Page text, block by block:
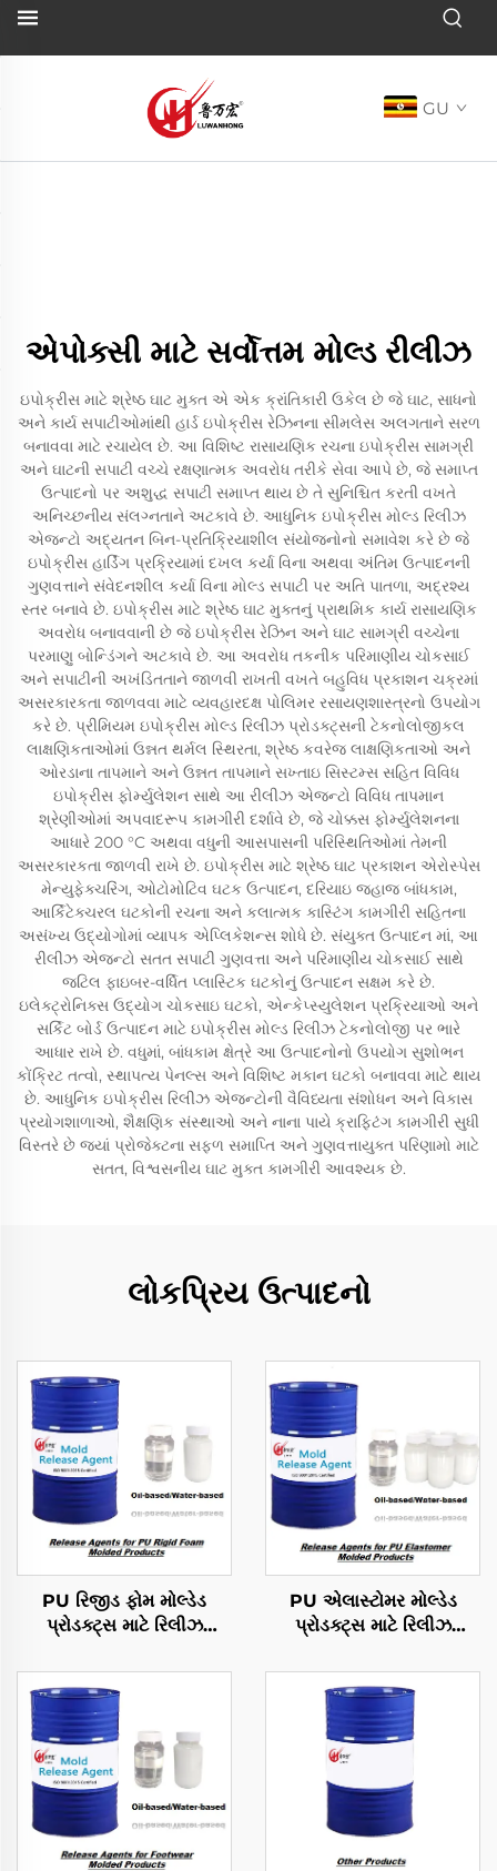
GU
એપોક્સી માટે સર્વોત્તમ મોલ્ડ રીલીઝ
ઇપોક્રીસ માટે શ્રેષ્ઠ ઘાટ મુક્ત એ એક ક્રાંતિકારી ઉકેલ છે જે ઘાટ, સાધનો
અને કાર્ય સપાટીઓમાંથી હાર્ડ ઇપોક્રીસ રેઝિનના સીમલેસ અલગતાને સરળ
બનાવવા માટે રચાયેલ છે. આ વિશિષ્ટ રાસાયણિક રચના ઇપોક્રીસ સામગ્રી
અને ઘાટની સપાટી વચ્ચે રક્ષણાત્મક અવરોધ તરીકે સેવા આપે છે, જે સમાપ્ત
ઉત્પાદનો પર અશુદ્ધ સપાટી સમાપ્ત થાય છે તે સુનિશ્ચિત કરતી વખતે
અનિચ્છનીય સંલગ્નતાને અટકાવે છે. આધુનિક ઇપોક્રીસ મોલ્ડ રિલીઝ
એજન્ટો અદ્યતન બિન-પ્રતિક્રિયાશીલ સંયોજનોનો સમાવેશ કરે છે જે
ઇપોક્રીસ હાર્ડિંગ પ્રક્રિયામાં દખલ કર્યા વિના અથવા અંતિમ ઉત્પાદનની
ગુણવત્તાને સંવેદનશીલ કર્યા વિના મોલ્ડ સપાટી પર અતિ પાતળા, અદ્રશ્ય
સ્તર બનાવે છે. ઇપોક્રીસ માટે શ્રેષ્ઠ ઘાટ મુક્તનું પ્રાથમિક કાર્ય રાસાયણિક
અવરોધ બનાવવાની છે જે ઇપોક્રીસ રેઝિન અને ઘાટ સામગ્રી વચ્ચેના
પરમાણુ બોન્ડિંગને અટકાવે છે. આ અવરોધ તકનીક પરિમાણીય ચોકસાઈ
અને સપાટીની અખંડિતતાને જાળવી રાખતી વખતે બહુવિધ પ્રકાશન ચક્રમાં
અસરકારકતા જાળવવા માટે વ્યવહારદક્ષ પોલિમર રસાયણશાસ્ત્રનો ઉપયોગ
કરે છે. પ્રીમિયમ ઇપોક્રીસ મોલ્ડ રિલીઝ પ્રોડક્ટ્સની ટેકનોલોજીકલ
લાક્ષણિકતાઓમાં ઉન્નત થર્મલ સ્થિરતા, શ્રેષ્ઠ કવરેજ લાક્ષણિકતાઓ અને
ઓરડાના તાપમાને અને ઉન્નત તાપમાને સખ્તાઇ સિસ્ટમ્સ સહિત વિવિધ
ઇપોક્રીસ ફોર્મ્યુલેશન સાથે આ રીલીઝ એજન્ટો વિવિધ તાપમાન
શ્રેણીઓમાં અપવાદરૂપ કામગીરી દર્શાવે છે, જે ચોક્કસ ફોર્મ્યુલેશનના
આધારે 200 °C અથવા વધુની આસપાસની પરિસ્થિતિઓમાં તેમની
અસરકારકતા જાળવી રાખે છે. ઇપોક્રીસ માટે શ્રેષ્ઠ ઘાટ પ્રકાશન એરોસ્પેસ
મેન્યુફેક્ચરિંગ, ઓટોમોટિવ ઘટક ઉત્પાદન, દરિયાઇ જહાજ બાંધકામ,
આર્કિટેક્ચરલ ઘટકોની રચના અને કલાત્મક કાસ્ટિંગ કામગીરી સહિતના
અસંખ્ય ઉદ્યોગોમાં વ્યાપક એપ્લિકેશન્સ શોધે છે. સંયુક્ત ઉત્પાદન માં, આ
રીલીઝ એજન્ટો સતત સપાટી ગુણવત્તા અને પરિમાણીય ચોકસાઈ સાથે
જટિલ ફાઇબર-વર્ધિત પ્લાસ્ટિક ઘટકોનું ઉત્પાદન સક્ષમ કરે છે.
ઇલેક્ટ્રોનિક્સ ઉદ્યોગ ચોકસાઇ ઘટકો, એન્કેપ્સ્યુલેશન પ્રક્રિયાઓ અને
સર્કિટ બોર્ડ ઉત્પાદન માટે ઇપોક્રીસ મોલ્ડ રિલીઝ ટેકનોલોજી પર ભારે
આધાર રાખે છે. વધુમાં, બાંધકામ ક્ષેત્રે આ ઉત્પાદનોનો ઉપયોગ સુશોભન
કોંક્રિટ તત્વો, સ્થાપત્ય પેનલ્સ અને વિશિષ્ટ મકાન ઘટકો બનાવવા માટે થાય
છે. આધુનિક ઇપોક્રીસ રિલીઝ એજન્ટોની વૈવિધ્યતા સંશોધન અને વિકાસ
પ્રયોગશાળાઓ, શૈક્ષણિક સંસ્થાઓ અને નાના પાયે ક્રાફ્ટિંગ કામગીરી સુધી
વિસ્તરે છે જ્યાં પ્રોજેક્ટના સફળ સમાપ્તિ અને ગુણવત્તાયુક્ત પરિણામો માટે
સતત, વિશ્વસનીય ઘાટ મુક્ત કામગીરી આવશ્યક છે.
લોકપ્રિય ઉત્પાદનો
PU રિજીડ ફોમ મોલ્ડેડ
પ્રોડક્ટ્સ માટે રિલીઝ
PU એલાસ્ટોમર મોલ્ડેડ
પ્રોડક્ટ્સ માટે રિલીઝ